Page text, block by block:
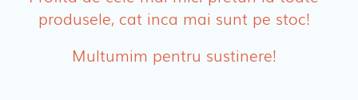
Absorbante Post-Natale
Absorbante Incontinenta Urinara
produsele, cat inca mai sunt pe stoc!
Multumim pentru sustinere!